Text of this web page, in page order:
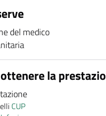
del medico
la
CUP